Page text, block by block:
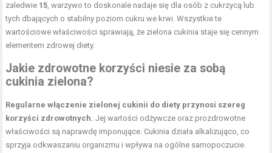
zaledwie 15, warzywo to doskonale nadaje się dla osób z cukrzycą lub
tych dbających o stabilny poziom cukru we krwi. Wszystkie te
wartościowe właściwości sprawiają, że zielona cukinia staje się cennym
elementem zdrowej diety.
Jakie zdrowotne korzyści niesie za sobą
cukinia zielona?
Regularne włączenie zielonej cukinii do diety przynosi szereg
korzyści zdrowotnych. Jej wartości odżywcze oraz prozdrowotne
właściwości są naprawdę imponujące. Cukinia działa alkalizująco, co
sprzyja odkwaszaniu organizmu i wpływa na ogólne samopoczucie.